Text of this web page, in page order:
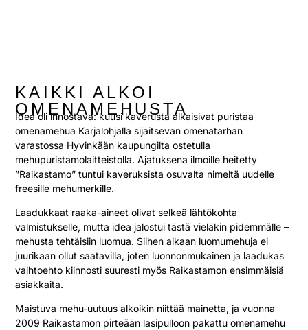
KAIKKI ALKOI
OMENAMEHUSTA
Idea oli innostava: kuusi kaverusta alkaisivat puristaa
omenamehua Karjalohjalla sijaitsevan omenatarhan
varastossa Hyvinkään kaupungilta ostetulla
mehupuristamolaitteistolla. Ajatuksena ilmoille heitetty
”Raikastamo” tuntui kaveruksista osuvalta nimeltä uudelle
freesille mehumerkille.
Laadukkaat raaka-aineet olivat selkeä lähtökohta
valmistukselle, mutta idea jalostui tästä vieläkin pidemmälle –
mehusta tehtäisiin luomua. Siihen aikaan luomumehuja ei
juurikaan ollut saatavilla, joten luonnonmukainen ja laadukas
vaihtoehto kiinnosti suuresti myös Raikastamon ensimmäisiä
asiakkaita.
Maistuva mehu-uutuus alkoikin niittää mainetta, ja vuonna
2009 Raikastamon pirteään lasipulloon pakattu omenamehu